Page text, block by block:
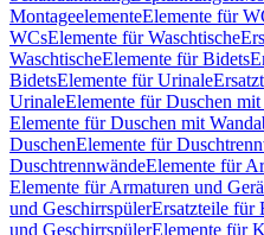
MontageelementeElemente für
WCsElemente für Waschtische
WaschtischeElemente für Bidets
BidetsElemente für Urinale
UrinaleElemente für Duschen
Elemente für Duschen mit
DuschenElemente für
DuschtrennwändeElemente für
Elemente für Armaturen und
und GeschirrspülerErsatzteile für
und GeschirrspülerElemente für